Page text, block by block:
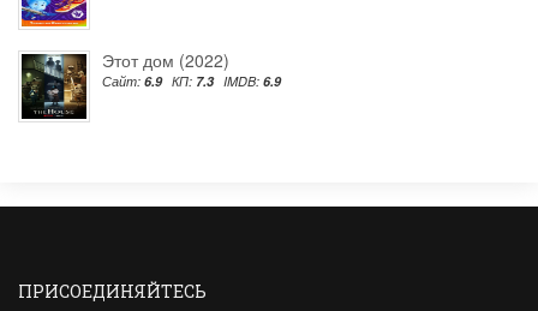
Этот дом (2022)
Сайт: 6.9 КП: 7.3 IMDB: 6.9
ПРИСОЕДИНЯЙТЕСЬ